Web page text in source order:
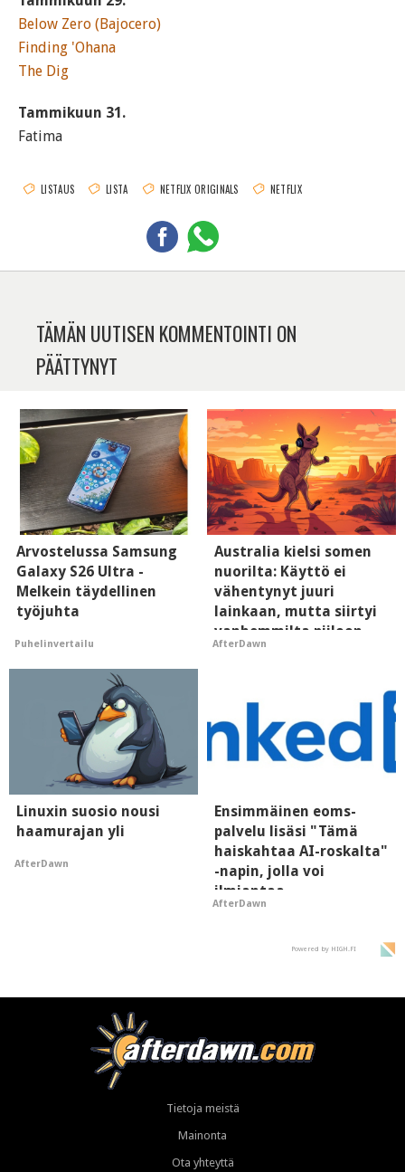
Below Zero (Bajocero)
Finding 'Ohana
The Dig
Tammikuun 31.
Fatima
LISTAUS LISTA NETFLIX ORIGINALS NETFLIX
TÄMÄN UUTISEN KOMMENTOINTI ON
PÄÄTTYNYT
Arvostelussa Samsung
Galaxy S26 Ultra -
Melkein täydellinen
työjuhta
Puhelinvertailu
Australia kielsi somen
nuorilta: Käyttö ei
vähentynyt juuri
lainkaan, mutta siirtyi
vanhemmilta piiloon
AfterDawn
Linuxin suosio nousi
haamurajan yli
AfterDawn
Ensimmäinen eoms-
palvelu lisäsi "Tämä
haiskahtaa AI-roskalta"
-napin, jolla voi
ilmiantaa
tekoälytauhkan
AfterDawn
Powered by HIGH.FI
Tietoja meistä
Mainonta
Ota yhteyttä